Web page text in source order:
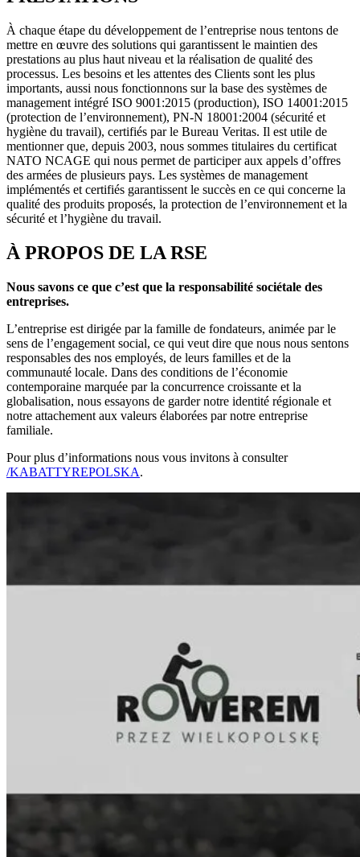
À chaque étape du développement de l’entreprise nous tentons de
mettre en œuvre des solutions qui garantissent le maintien des
prestations au plus haut niveau et la réalisation de qualité des
processus. Les besoins et les attentes des Clients sont les plus
importants, aussi nous fonctionnons sur la base des systèmes de
management intégré ISO 9001:2015 (production), ISO 14001:2015
(protection de l’environnement), PN-N 18001:2004 (sécurité et
hygiène du travail), certifiés par le Bureau Veritas. Il est utile de
mentionner que, depuis 2003, nous sommes titulaires du certificat
NATO NCAGE qui nous permet de participer aux appels d’offres
des armées de plusieurs pays. Les systèmes de management
implémentés et certifiés garantissent le succès en ce qui concerne la
qualité des produits proposés, la protection de l’environnement et la
sécurité et l’hygiène du travail.
À PROPOS DE LA RSE
Nous savons ce que c’est que la responsabilité sociétale des
entreprises.
L’entreprise est dirigée par la famille de fondateurs, animée par le
sens de l’engagement social, ce qui veut dire que nous nous sentons
responsables des nos employés, de leurs familles et de la
communauté locale. Dans des conditions de l’économie
contemporaine marquée par la concurrence croissante et la
globalisation, nous essayons de garder notre identité régionale et
notre attachement aux valeurs élaborées par notre entreprise
familiale.
Pour plus d’informations nous vous invitons à consulter
/KABATTYREPOLSKA.